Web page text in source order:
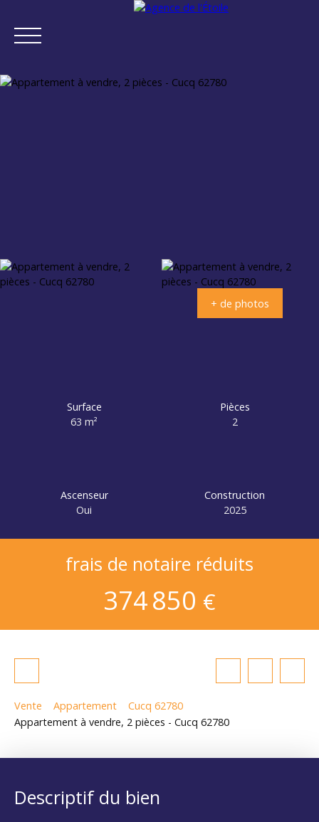
+ de photos
Surface
63m²
Pièces
2
Ascenseur
Oui
Construction
2025
frais de notaire réduits
374 850 €
Vente Appartement
Cucq 62780
Appartement à vendre, 2 pièces - Cucq 62780
Descriptif du bien